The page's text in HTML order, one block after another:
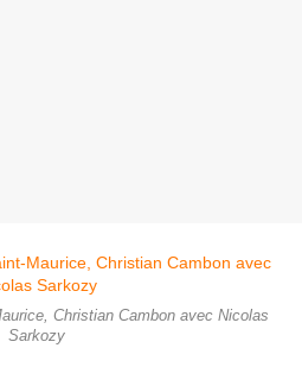
Christian Cambon avec Nicolas
Sarkozy